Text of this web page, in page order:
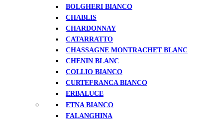
BOLGHERI BIANCO
CHABLIS
CHARDONNAY
CATARRATTO
CHASSAGNE MONTRACHET BLANC
CHENIN BLANC
COLLIO BIANCO
CURTEFRANCA BIANCO
ERBALUCE
ETNA BIANCO
FALANGHINA